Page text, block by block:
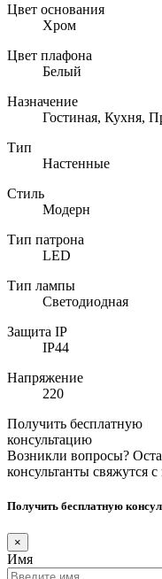
Цвет основания
Хром
Цвет плафона
Белый
Назначение
Гостиная, Кухня,
Тип
Настенные
Стиль
Модерн
Тип патрона
LED
Тип лампы
Светодиодная
Защита IP
IP44
Напряжение
220
Получить бесплатную
консультацию
Возникли вопросы?
консультанты свяжутся
Получить бесплатную
×
Имя